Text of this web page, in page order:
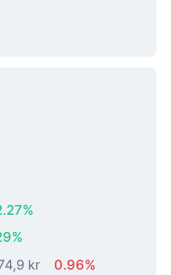
den
kr
0.96%